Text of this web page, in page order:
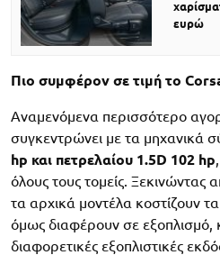
ευρώ
Πιο συμφέρον σε τιμή το
Αναμενόμενα περισσότερο
συγκεντρώνει με τα μηχανικά
hp και πετρελαίου 1.5D 102 hp
όλους τους τομείς. Ξεκινώντας
τα αρχικά μοντέλα κοστίζουν
όμως διαφέρουν σε εξοπλισμό,
διαφορετικές εξοπλιστικές